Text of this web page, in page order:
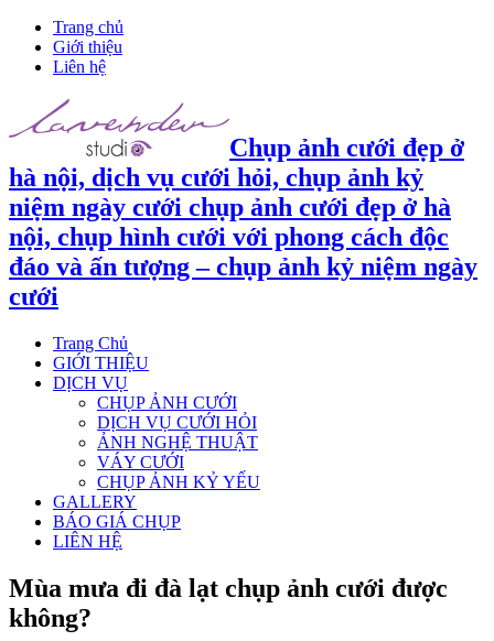
Trang chủ
Giới thiệu
Liên hệ
Chụp ảnh cưới đẹp ở
hà nội, dịch vụ cưới hỏi, chụp ảnh kỷ
niệm ngày cưới chụp ảnh cưới đẹp ở hà
nội, chụp hình cưới với phong cách độc
đáo và ấn tượng – chụp ảnh kỷ niệm ngày
cưới
Trang Chủ
GIỚI THIỆU
DỊCH VỤ
CHỤP ẢNH CƯỚI
DỊCH VỤ CƯỚI HỎI
ẢNH NGHỆ THUẬT
VÁY CƯỚI
CHỤP ẢNH KỶ YẾU
GALLERY
BÁO GIÁ CHỤP
LIÊN HỆ
Mùa mưa đi đà lạt chụp ảnh cưới được
không?